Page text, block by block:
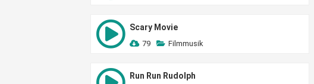
Scary Movie
79 Filmmusik
Run Run Rudolph